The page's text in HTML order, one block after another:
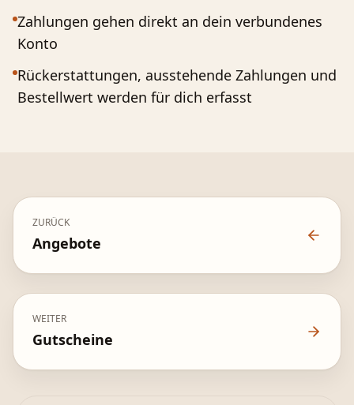
Zahlungen gehen direkt an dein verbundenes
Konto
Rückerstattungen, ausstehende Zahlungen und
Bestellwert werden für dich erfasst
ZURÜCK
Angebote
WEITER
Gutscheine